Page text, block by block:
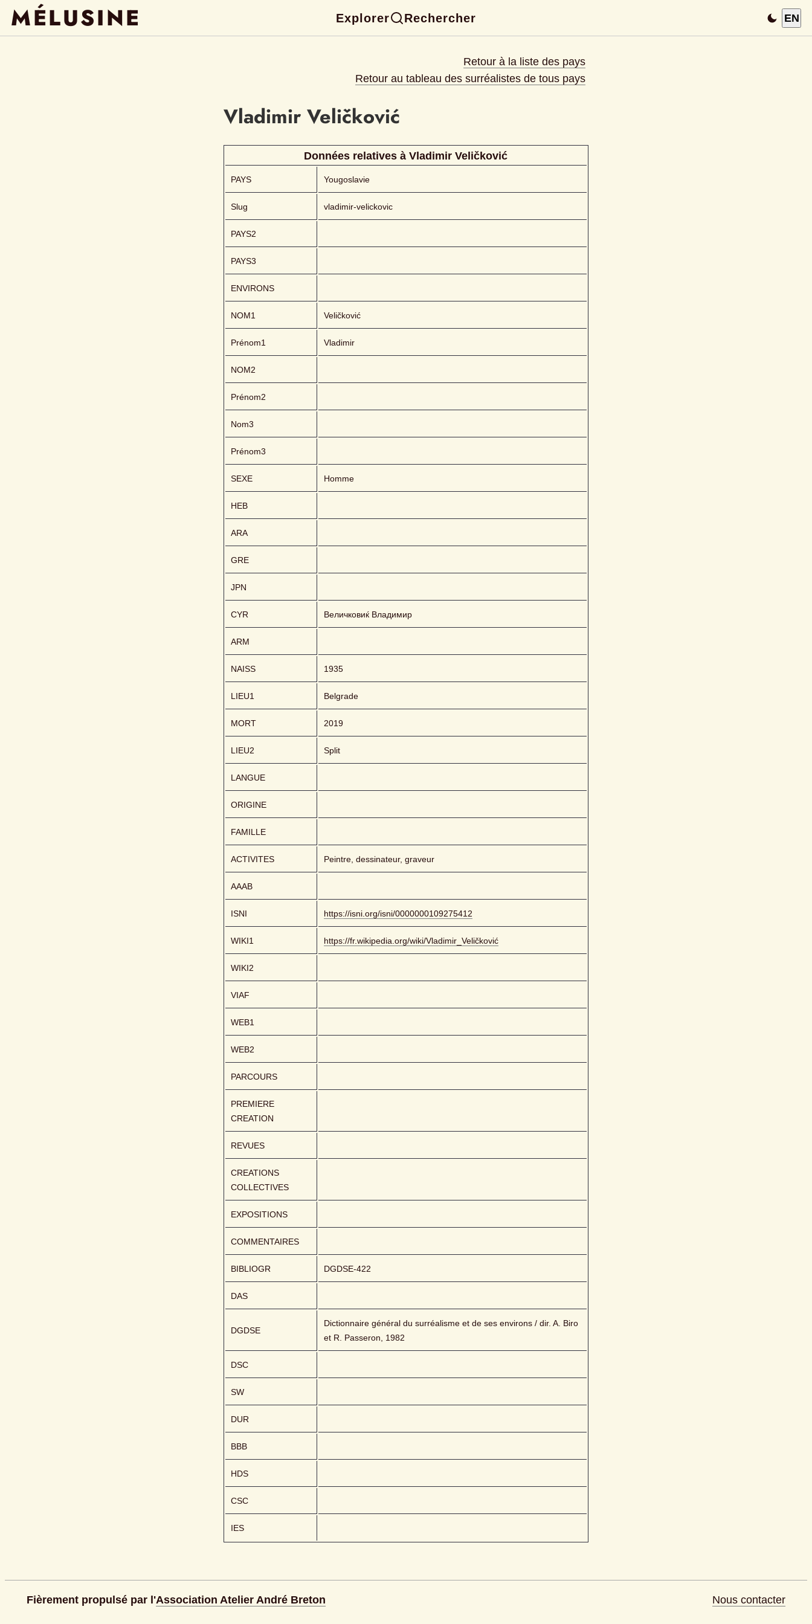
MÉLUSINE Explorer Rechercher EN
Retour à la liste des pays
Retour au tableau des surréalistes de tous pays
Vladimir Veličković
Données relatives à Vladimir Veličković
PAYS Yougoslavie
Slug vladimir-velickovic
PAYS2
PAYS3
ENVIRONS
NOM1 Veličković
Prénom1 Vladimir
NOM2
Prénom2
Nom3
Prénom3
SEXE Homme
HEB
ARA
GRE
JPN
CYR Величковиќ Владимир
ARM
NAISS 1935
LIEU1 Belgrade
MORT 2019
LIEU2 Split
LANGUE
ORIGINE
FAMILLE
ACTIVITES Peintre, dessinateur, graveur
AAAB
ISNI https://isni.org/isni/0000000109275412
WIKI1 https://fr.wikipedia.org/wiki/Vladimir_Veličković
WIKI2
VIAF
WEB1
WEB2
PARCOURS
PREMIERE
CREATION
REVUES
CREATIONS
COLLECTIVES
EXPOSITIONS
COMMENTAIRES
BIBLIOGR DGDSE-422
DAS
DGDSE
Dictionnaire général du surréalisme et de ses environs / dir. A. Biro
et R. Passeron, 1982
DSC
SW
DUR
BBB
HDS
CSC
IES
Fièrement propulsé par l'Association Atelier André Breton Nous contacter